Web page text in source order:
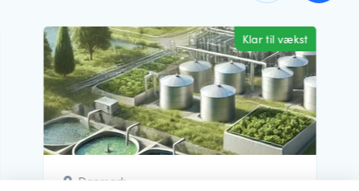
Klar til vækst
Danmark